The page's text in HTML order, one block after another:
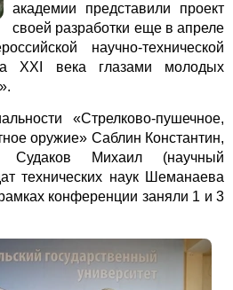
академии представили проект
своей разработки еще в апреле
научно-технической
XXI века глазами молодых
«Стрелково-пушечное,
оружие» Саблин Константин,
Михаил (научный
технических наук Шеманаева
конференции заняли 1 и 3